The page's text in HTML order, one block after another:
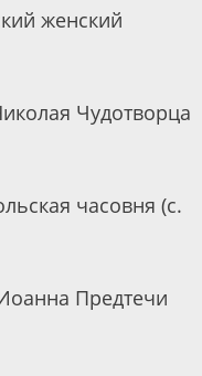
женский
Чудотворца
часовня (с.
Предтечи